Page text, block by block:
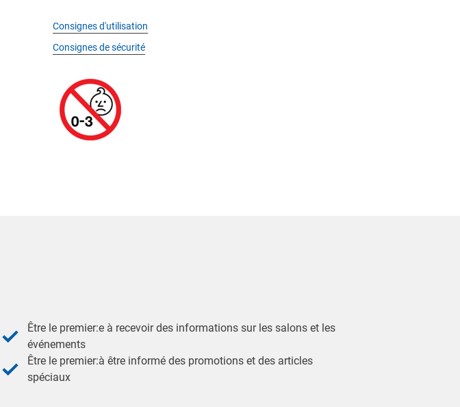
Consignes d'utilisation
Consignes de sécurité
Être le premier:e à recevoir des informations sur les salons et les
événements
Être le premier:à être informé des promotions et des articles
spéciaux